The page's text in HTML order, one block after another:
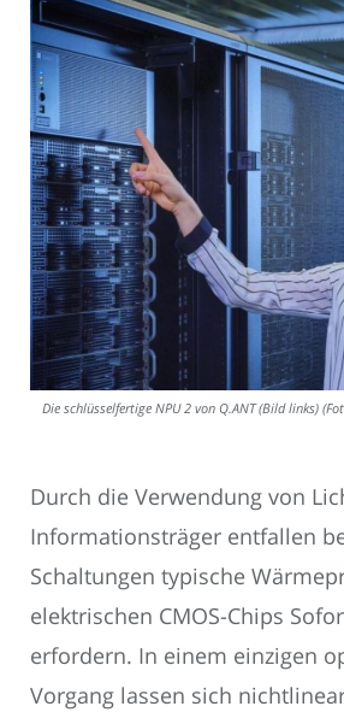
Die schlüsselfertige NPU 2 von Q.ANT (Bild links)
Durch die Verwendung von
Informationsträger entfallen
Schaltungen typische
elektrischen CMOS-Chips
erfordern. In einem einzigen
Vorgang lassen sich